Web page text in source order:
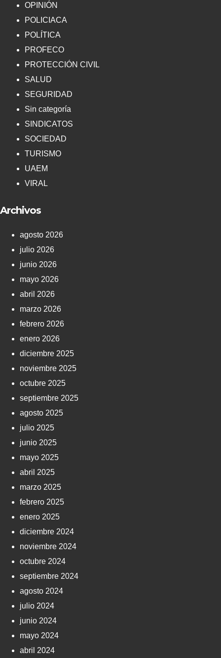
OPINIÓN
POLICIACA
POLÍTICA
PROFECO
PROTECCIÓN CIVIL
SALUD
SEGURIDAD
Sin categoría
SINDICATOS
SOCIEDAD
TURISMO
UAEM
VIRAL
Archivos
agosto 2026
julio 2026
junio 2026
mayo 2026
abril 2026
marzo 2026
febrero 2026
enero 2026
diciembre 2025
noviembre 2025
octubre 2025
septiembre 2025
agosto 2025
julio 2025
junio 2025
mayo 2025
abril 2025
marzo 2025
febrero 2025
enero 2025
diciembre 2024
noviembre 2024
octubre 2024
septiembre 2024
agosto 2024
julio 2024
junio 2024
mayo 2024
abril 2024